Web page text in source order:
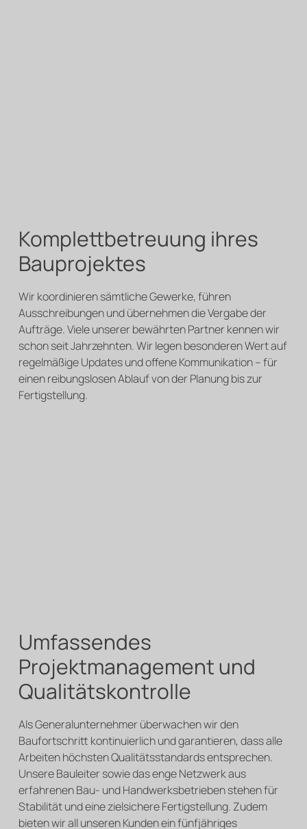
Wir koordinieren sämtliche Gewerke, führen
Ausschreibungen und übernehmen die Vergabe der
Aufträge. Viele unserer bewährten Partner kennen wir
schon seit Jahrzehnten. Wir legen besonderen Wert auf
regelmäßige Updates und offene Kommunikation – für
einen reibungslosen Ablauf von der Planung bis zur
Fertigstellung.
Komplettbetreuung ihres
Bauprojektes
Als Generalunternehmer überwachen wir den
Baufortschritt kontinuierlich und garantieren, dass alle
Arbeiten höchsten Qualitätsstandards entsprechen.
Unsere Bauleiter sowie das enge Netzwerk aus
erfahrenen Bau- und Handwerksbetrieben stehen für
Stabilität und eine zielsichere Fertigstellung. Zudem
bieten wir all unseren Kunden ein fünfjähriges
Umfassendes
Projektmanagement und
Qualitätskontrolle